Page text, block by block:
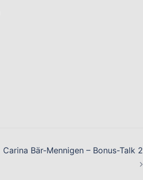
Carina Bär-Mennigen – Bonus-Talk 2